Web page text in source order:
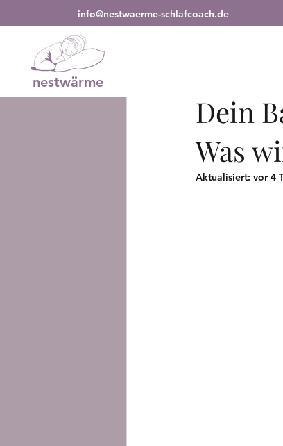
info@nestwaerme-schlafcoach.de
nestwärme
All Posts Babyschlaf
Dein
Was
Aktualisiert: vor 4